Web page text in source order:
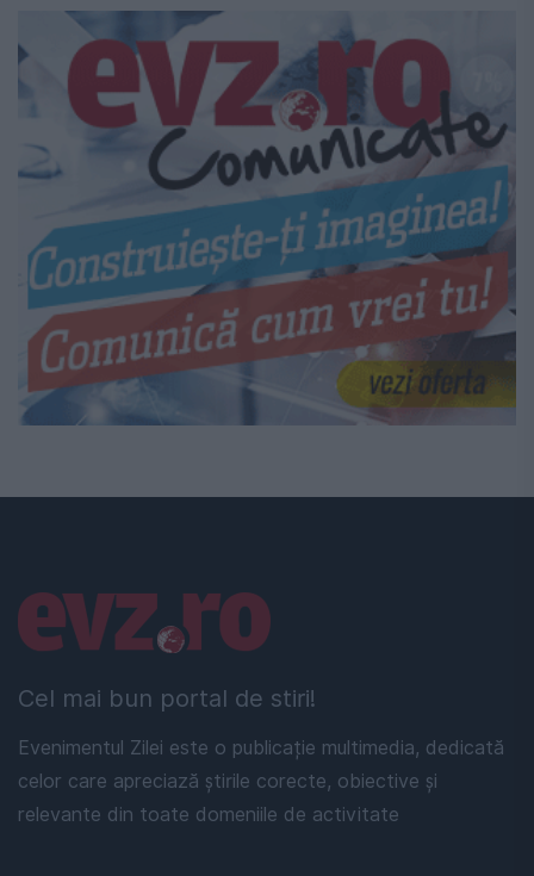
Cel mai bun portal de stiri!
Evenimentul Zilei este o publicație multimedia, dedicată
celor care apreciază știrile corecte, obiective și
relevante din toate domeniile de activitate
Linkuri utile